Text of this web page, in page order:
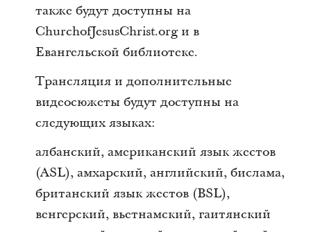
также будут доступны на
ChurchofJesusChrist.org и в
Евангельской библиотеке.
Трансляция и дополнительные
видеосюжеты будут доступны на
следующих языках:
албанский, американский язык жестов
(ASL), амхарский, английский, бислама,
британский язык жестов (BSL),
венгерский, вьетнамский, гаитянский